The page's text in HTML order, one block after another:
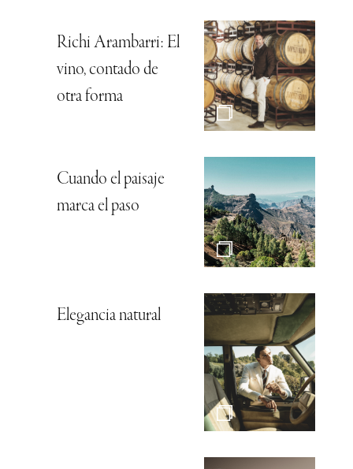
Richi Arambarri: El
vino, contado de
otra forma
Cuando el paisaje
marca el paso
Elegancia natural